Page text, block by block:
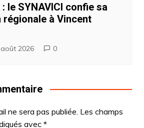
le SYNAVICI confie sa
à Vincent
2026 0
ne sera pas publiée. Les champs
avec *